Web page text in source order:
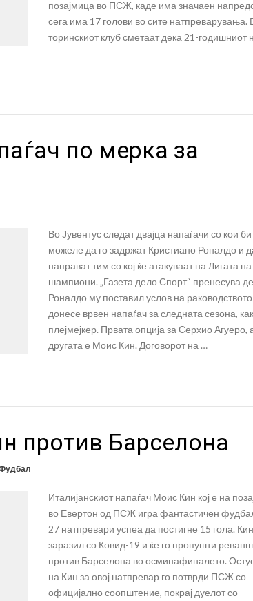
позајмица во ПСЖ, каде има значаен
сега има 17 голови во сите натпреварувања.
торинскиот клуб сметаат дека 21-годишниот
по мерка за
Во Јувентус следат двајца напаѓачи со кои би
можеле да го задржат Кристиано Роналдо и
направат тим со кој ќе атакуваат на Лигата на
шампиони. „Газета дело Спорт“ пренесува
Роналдо му поставил услов на
донесе врвен напаѓач за следната сезона,
плејмејкер. Првата опција за Серхио Агуеро,
другата е Моис Кин. Договорот на …
против Барселона
Италијанскиот напаѓач Моис Кин кој е на
во Евертон од ПСЖ игра фантастичен
27 натпревари успеа да постигне 15 гола.
заразил со Ковид-19 и ќе го пропушти
против Барселона во осминафиналето.
на Кин за овој натпревар го потврди ПСЖ со
официјално соопштение, покрај дуелот со